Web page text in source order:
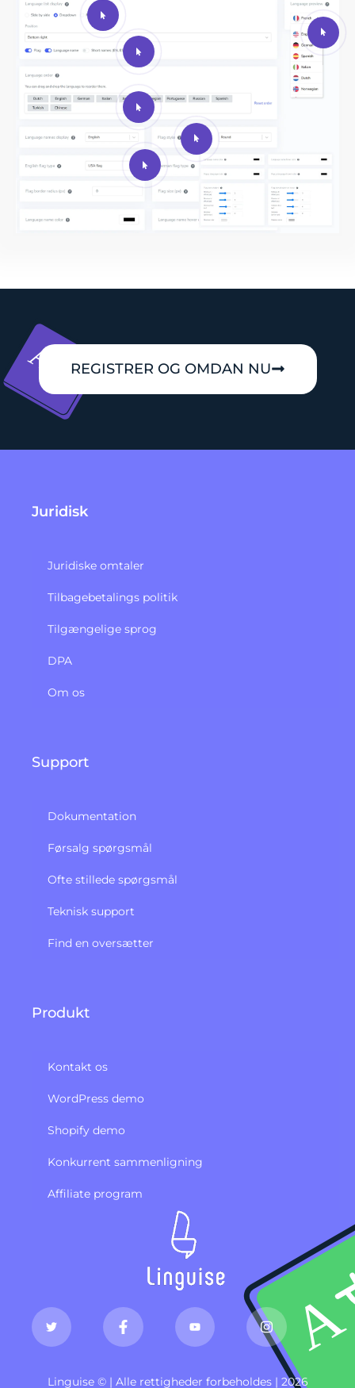
REGISTRER OG OMDAN NU
Juridisk
Juridiske omtaler
Tilbagebetalings politik​
Tilgængelige sprog
DPA
Om os
Support
Dokumentation
Førsalg spørgsmål
Ofte stillede spørgsmål
Teknisk support
Find en oversætter
Produkt
Kontakt os
WordPress demo
Shopify demo
Konkurrent sammenligning
Affiliate program
Linguise © | Alle rettigheder forbeholdes | 2026